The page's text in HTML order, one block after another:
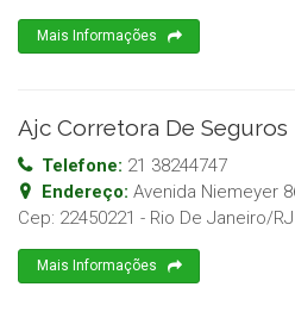
Mais Informações
Ajc Corretora De Seguros
Telefone: 21 38244747
Endereço: Avenida Niemeyer
Cep: 22450221 - Rio De Janeiro/RJ
Mais Informações